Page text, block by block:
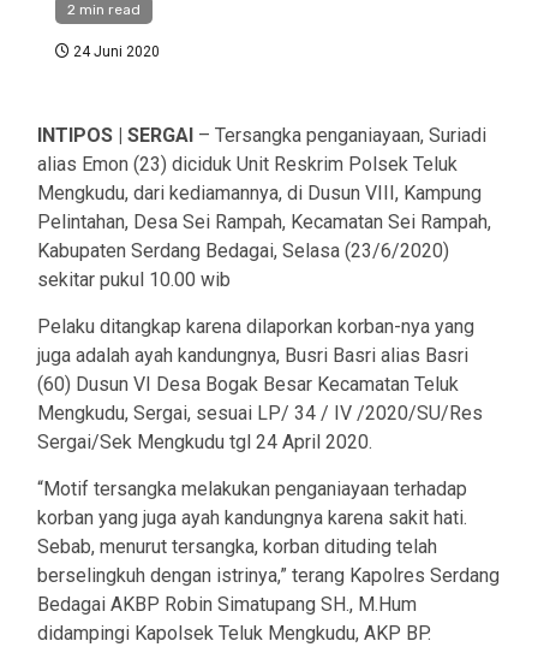
2 min read
24 Juni 2020
INTIPOS | SERGAI – Tersangka penganiayaan, Suriadi
alias Emon (23) diciduk Unit Reskrim Polsek Teluk
Mengkudu, dari kediamannya, di Dusun VIII, Kampung
Pelintahan, Desa Sei Rampah, Kecamatan Sei Rampah,
Kabupaten Serdang Bedagai, Selasa (23/6/2020)
sekitar pukul 10.00 wib
Pelaku ditangkap karena dilaporkan korban-nya yang
juga adalah ayah kandungnya, Busri Basri alias Basri
(60) Dusun VI Desa Bogak Besar Kecamatan Teluk
Mengkudu, Sergai, sesuai LP/ 34 / IV /2020/SU/Res
Sergai/Sek Mengkudu tgl 24 April 2020.
“Motif tersangka melakukan penganiayaan terhadap
korban yang juga ayah kandungnya karena sakit hati.
Sebab, menurut tersangka, korban dituding telah
berselingkuh dengan istrinya,” terang Kapolres Serdang
Bedagai AKBP Robin Simatupang SH., M.Hum
didampingi Kapolsek Teluk Mengkudu, AKP BP.